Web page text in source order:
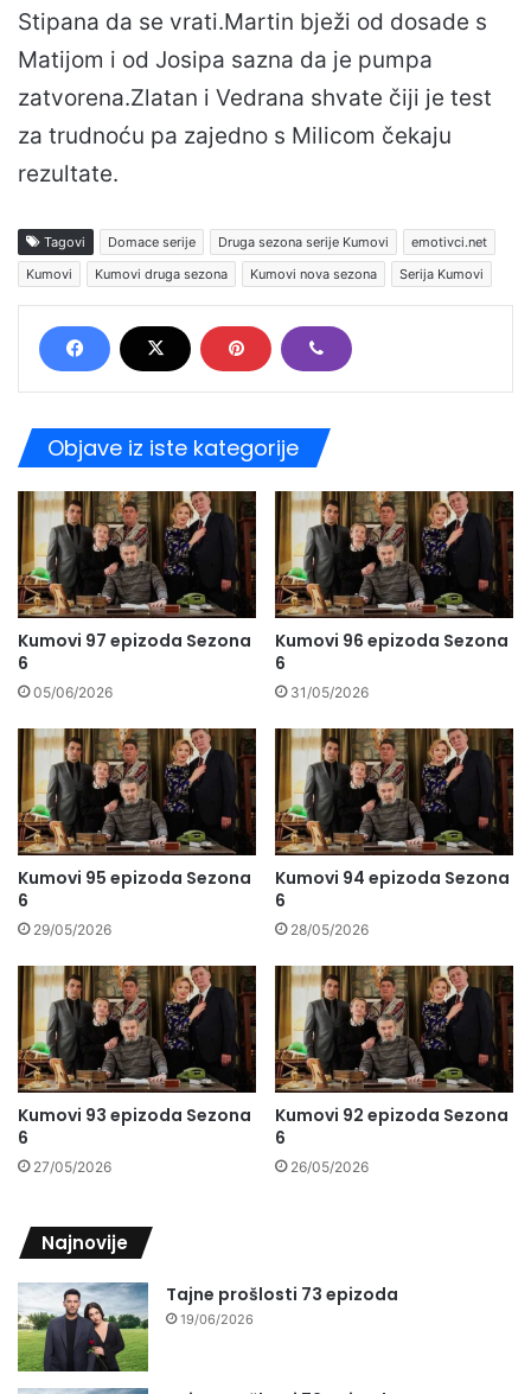
Stipana da se vrati.Martin bježi od dosade s
Matijom i od Josipa sazna da je pumpa
zatvorena.Zlatan i Vedrana shvate čiji je test
za trudnoću pa zajedno s Milicom čekaju
rezultate.
Tagovi Domace serije Druga sezona serije Kumovi
emotivci.net
Kumovi
Kumovi druga sezona Kumovi nova sezona Serija Kumovi
Objave iz iste kategorije
Kumovi 97 epizoda Sezona
6
05/06/2026
Kumovi 96 epizoda Sezona
6
31/05/2026
Kumovi 95 epizoda Sezona
6
29/05/2026
Kumovi 94 epizoda Sezona
6
28/05/2026
Kumovi 93 epizoda Sezona
6
27/05/2026
Kumovi 92 epizoda Sezona
6
26/05/2026
Najnovije
Tajne prošlosti 73 epizoda
19/06/2026